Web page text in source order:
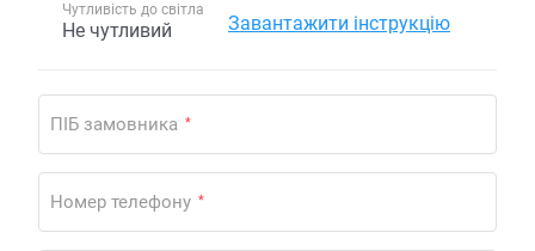
Чутливість до світла
Не чутливий Завантажити інструкцію
ПІБ замовника *
Номер телефону *